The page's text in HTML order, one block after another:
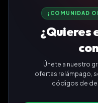
¡COMUNIDAD
¿Quieres
Únete a nuestro
ofertas relámpago,
códigos de